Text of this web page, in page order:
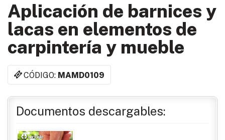
Aplicación de barnices y
lacas en elementos de
carpintería y mueble
CÓDIGO: MAMD0109
Documentos descargables: